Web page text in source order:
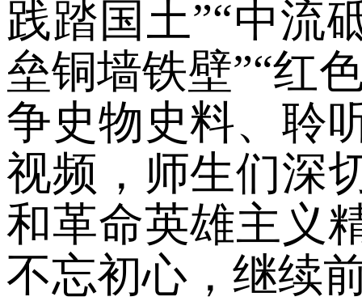
践踏国土”“中流
垒铜墙铁壁”“红
争史物史料、聆
视频，师生们深
和革命英雄主义
不忘初心，继续